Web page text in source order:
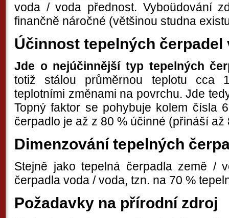
voda / voda přednost. Vyboüdování
finančně náročné (většinou studna
Účinnost tepelných čerpadel
Jde o nejúčinnější typ tepelných
totiž stálou průměrnou teplotu cca
teplotními změnami na povrchu. Jde
Topný faktor se pohybuje kolem čísla
čerpadlo je až z 80 % účinné (přináší až
Dimenzování tepelných
Stejně jako tepelná čerpadla země /
čerpadla voda / voda, tzn. na 70 %
Požadavky na přírodní zdroj